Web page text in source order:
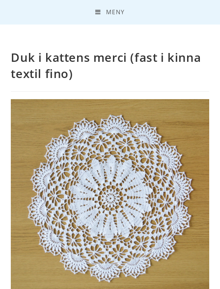
MENY
Duk i kattens merci (fast i kinna
textil fino)